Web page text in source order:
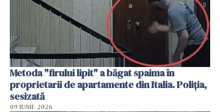
Metoda "firului lipit" a băgat spaima în
proprietarii de apartamente din Italia. Poliția,
sesizată
09 IUNIE 2026